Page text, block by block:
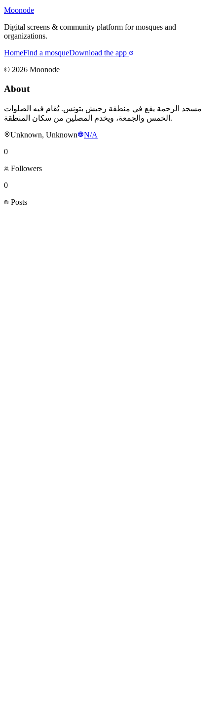
Moonode
Digital screens & community platform for mosques and
organizations.
HomeFind a mosqueDownload the app
© 2026 Moonode
About
مسجد الرحمة يقع في منطقة رجيش بتونس. يُقام فيه الصلوات
الخمس والجمعة، ويخدم المصلين من سكان المنطقة.
Unknown, Unknown
N/A
0
Followers
0
Posts